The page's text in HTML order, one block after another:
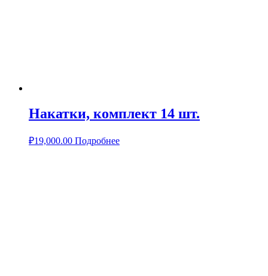
Накатки, комплект 14 шт.
₽19,000.00 Подробнее